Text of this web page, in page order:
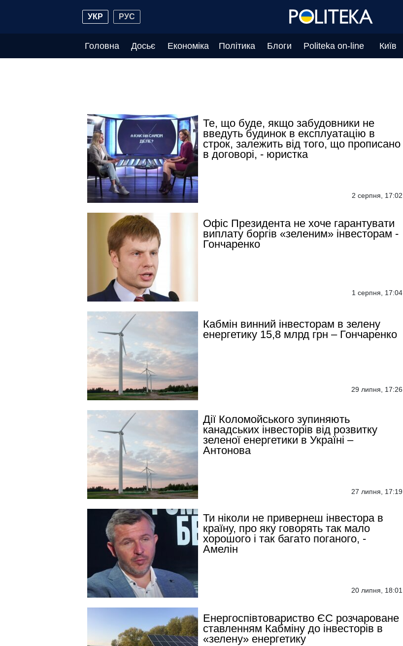
УКР РУС
Головна Досьє Економіка Політика Блоги Politeka on-line Київ
Те, що буде, якщо забудовники не
введуть будинок в експлуатацію в
строк, залежить від того, що прописано
в договорі, - юристка
2 серпня, 17:02
Офіс Президента не хоче гарантувати
виплату боргів «зеленим» інвесторам -
Гончаренко
1 серпня, 17:04
Кабмін винний інвесторам в зелену
енергетику 15,8 млрд грн – Гончаренко
29 липня, 17:26
Дії Коломойського зупиняють
канадських інвесторів від розвитку
зеленої енергетики в Україні –
Антонова
27 липня, 17:19
Ти ніколи не привернеш інвестора в
країну, про яку говорять так мало
хорошого і так багато поганого, -
Амелін
20 липня, 18:01
Енергоспівтовариство ЄС розчароване
ставленням Кабміну до інвесторів в
«зелену» енергетику